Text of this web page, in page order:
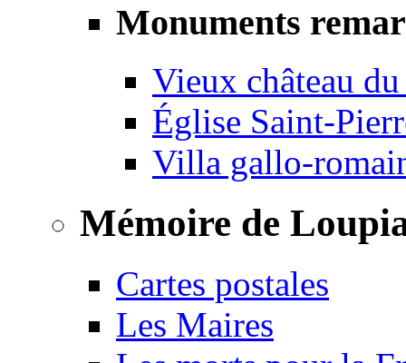
Monuments
Vieux château
Église Saint-
Villa gallo-
Mémoire de
Cartes postales
Les Maires